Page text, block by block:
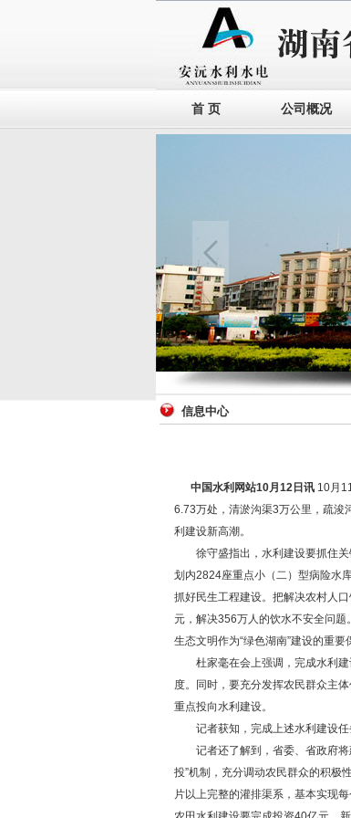
首 页 公司概况
信息中心
中国水利网站10月12日讯10月
6.73万处，清淤沟渠3万公里，疏浚
利建设新高潮。
徐守盛指出，水利建设要抓住关
划内2824座重点小（二）型病险水
抓好民生工程建设。把解决农村人
元，解决356万人的饮水不安全问
生态文明作为“绿色湖南”建设的重
杜家毫在会上强调，完成水利建
度。同时，要充分发挥农民群众主
重点投向水利建设。
记者获知，完成上述水利建设任
记者还了解到，省委、省政府将
投”机制，充分调动农民群众的积极
片以上完整的灌排渠系，基本实现